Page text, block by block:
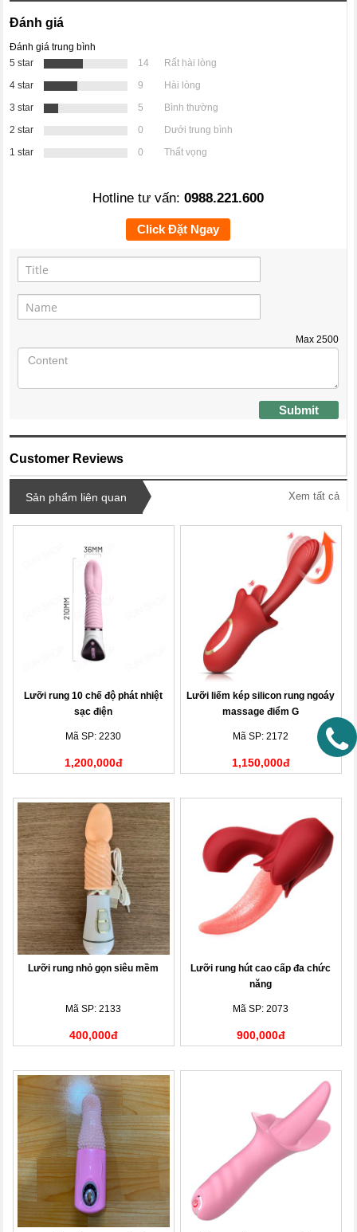
Đánh giá
Đánh giá trung bình
5 star
14
Rất hài lòng
4 star
9
Hài lòng
3 star
5
Bình thường
2 star
0
Dưới trung bình
1 star
0 Thất vọng
Hotline tư vấn: 0988.221.600
Click Đặt Ngay
Max 2500
Submit
Customer Reviews
Sản phẩm liên quan Xem tất cả
Lưỡi rung 10 chế độ phát nhiệt
sạc điện
Mã SP: 2230
1,200,000đ
Lưỡi liếm kép silicon rung ngoáy
massage điểm G
Mã SP: 2172
1,150,000đ
Lưỡi rung nhỏ gọn siêu mềm
Mã SP: 2133
400,000đ
Lưỡi rung hút cao cấp đa chức
năng
Mã SP: 2073
900,000đ